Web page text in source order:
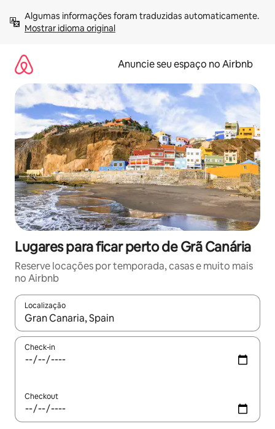
para
Mostrar idioma original
Anuncie seu espaço no Airbnb
Lugares para ficar perto de Grã Canária
Reserve locações por temporada, casas e muito mais
no Airbnb
Localização
Quando os resultados estiverem disponíveis, explore-os
Check-in
Checkout